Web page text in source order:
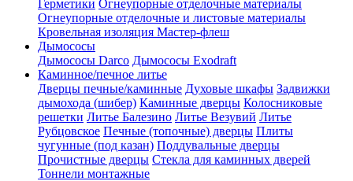
Герметики Огнеупорные отделочные материалы
Огнеупорные отделочные и листовые материалы
Кровельная изоляция Мастер-флеш
Дымососы
Дымососы Darco Дымососы Exodraft
Каминное/печное литье
Дверцы печные/каминные Духовые шкафы Задвижки
дымохода (шибер) Каминные дверцы Колосниковые
решетки Литье Балезино Литье Везувий Литье
Рубцовское Печные (топочные) дверцы Плиты
чугунные (под казан) Поддувальные дверцы
Прочистные дверцы Стекла для каминных дверей
Тоннели монтажные